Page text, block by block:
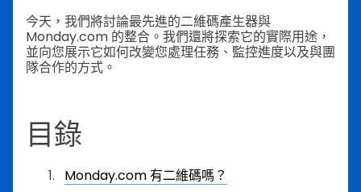
今天，我們將討論最先進的二維碼產生器與
Monday.com 的整合。我們還將探索它的實際用途，
並向您展示它如何改變您處理任務、監控進度以及與團
隊合作的方式。
目錄
Monday.com 有二維碼嗎？